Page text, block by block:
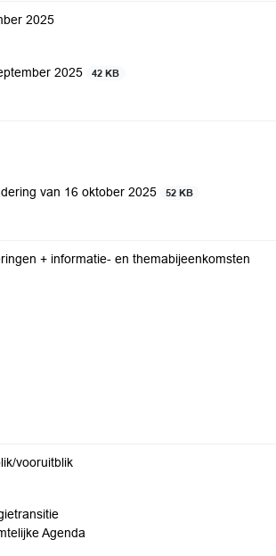
2025
2025
42 KB
van 16 oktober 2025
52 KB
+ informatie- en themabijeenkomsten
terugblik/vooruitblik
Agenda